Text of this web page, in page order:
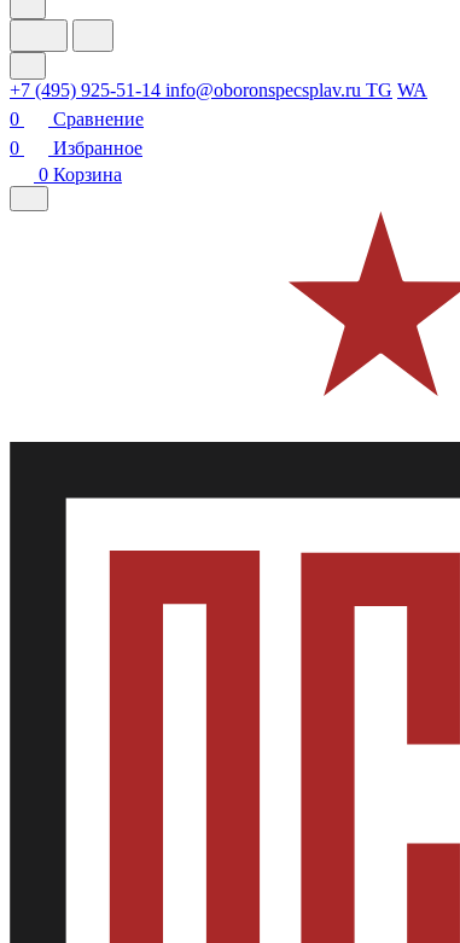
+7 (495) 925-51-14 info@oboronspecsplav.ru TG WA
0
Сравнение
0
Избранное
0 Корзина